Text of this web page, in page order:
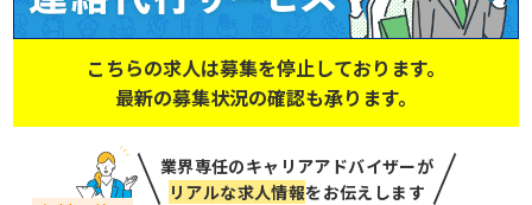
こちらの求人は募集を停止しております。
最新の募集状況の確認も承ります。
業界専任のキャリアアドバイザーが
リアルな求人情報をお伝えします